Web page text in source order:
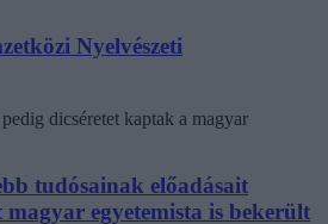
Nyelvészeti
dicséretet kaptak a magyar
tudósainak előadásait
egyetemista is bekerült